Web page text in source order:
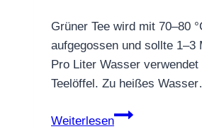
Grüner Tee wird mit 70–80
aufgegossen und sollte 1–3
Pro Liter Wasser
Teelöffel. Zu heißes
Weiterlesen
Grüner